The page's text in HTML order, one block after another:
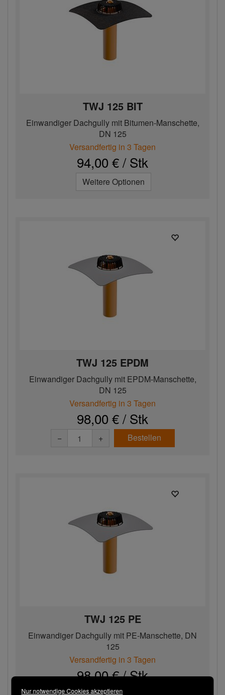
Nur notwendige Cookies akzeptieren
TWJ 125 BIT
Einwandiger Dachgully mit Bitumen-Manschette,
DN 125
Versandfertig in 3 Tagen
94,00 € / Stk
Weitere Optionen
TWJ 125 EPDM
Einwandiger Dachgully mit EPDM-Manschette,
DN 125
Versandfertig in 3 Tagen
98,00 € / Stk
− + Bestellen
TWJ 125 PE
Einwandiger Dachgully mit PE-Manschette, DN
125
Versandfertig in 3 Tagen
98,00 € / Stk